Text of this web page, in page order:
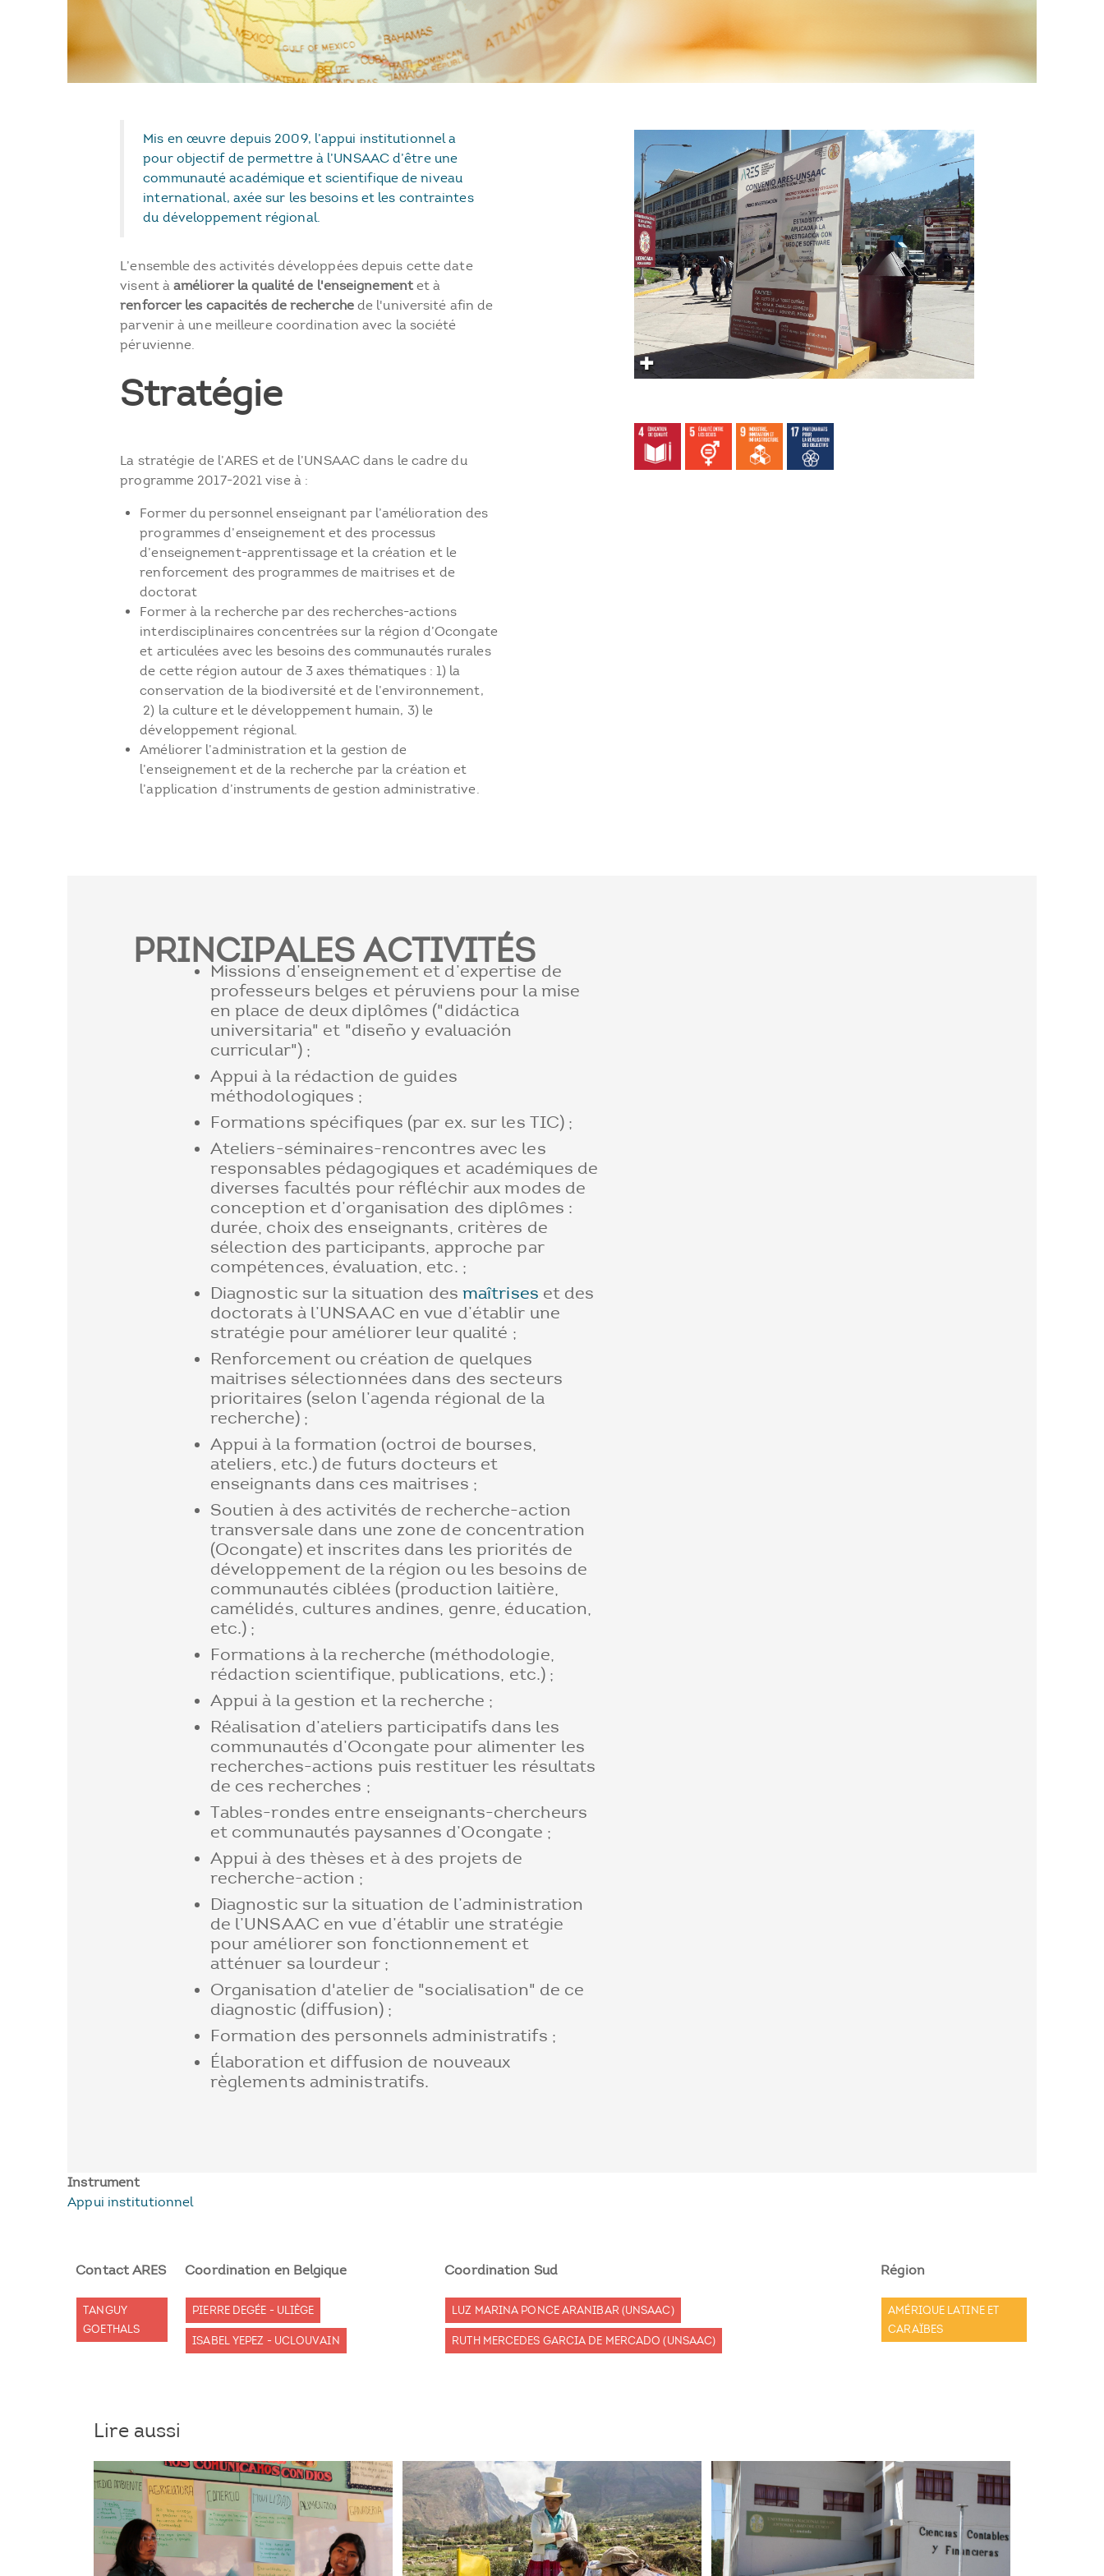
Mis en œuvre depuis 2009, l’appui institutionnel a
pour objectif de permettre à l’UNSAAC d’être une
communauté académique et scientifique de niveau
international, axée sur les besoins et les contraintes
du développement régional.
L’ensemble des activités développées depuis cette date
visent àaméliorer la qualité de l'enseignementet à
renforcer les capacités de recherchede l'université afin de
parvenir à une meilleure coordination avec la société
péruvienne.
Stratégie
La stratégie de l’ARES et de l’UNSAAC dans le cadre du
programme 2017-2021 vise à :
Former du personnel enseignant par l’amélioration des
programmes d’enseignement et des processus
d’enseignement-apprentissage et la création et le
renforcement des programmes de maitrises et de
doctorat
Former à la recherche par des recherches-actions
interdisciplinaires concentrées sur la région d’Ocongate
et articulées avec les besoins des communautés rurales
de cette région autour de 3 axes thématiques : 1) la
conservation de la biodiversité et de l’environnement,
2) la culture et le développement humain, 3) le
développement régional.
Améliorer l’administration et la gestion de
l’enseignement et de la recherche par la création et
l’application d’instruments de gestion administrative.
PRINCIPALES ACTIVITÉS
Missions d’enseignement et d’expertise de
professeurs belges et péruviens pour la mise
en place de deux diplômes ("didáctica
universitaria" et "diseño y evaluación
curricular") ;
Appui à la rédaction de guides
méthodologiques ;
Formations spécifiques (par ex. sur les TIC) ;
Ateliers-séminaires-rencontres avec les
responsables pédagogiques et académiques de
diverses facultés pour réfléchir aux modes de
conception et d’organisation des diplômes :
durée, choix des enseignants, critères de
sélection des participants, approche par
compétences, évaluation, etc. ;
Diagnostic sur la situation des maîtrises et des
doctorats à l’UNSAAC en vue d’établir une
stratégie pour améliorer leur qualité ;
Renforcement ou création de quelques
maitrises sélectionnées dans des secteurs
prioritaires (selon l’agenda régional de la
recherche) ;
Appui à la formation (octroi de bourses,
ateliers, etc.) de futurs docteurs et
enseignants dans ces maitrises ;
Soutien à des activités de recherche-action
transversale dans une zone de concentration
(Ocongate) et inscrites dans les priorités de
développement de la région ou les besoins de
communautés ciblées (production laitière,
camélidés, cultures andines, genre, éducation,
etc.) ;
Formations à la recherche (méthodologie,
rédaction scientifique, publications, etc.) ;
Appui à la gestion et la recherche ;
Réalisation d’ateliers participatifs dans les
communautés d’Ocongate pour alimenter les
recherches-actions puis restituer les résultats
de ces recherches ;
Tables-rondes entre enseignants-chercheurs
et communautés paysannes d’Ocongate ;
Appui à des thèses et à des projets de
recherche-action ;
Diagnostic sur la situation de l’administration
de l’UNSAAC en vue d’établir une stratégie
pour améliorer son fonctionnement et
atténuer sa lourdeur ;
Organisation d'atelier de "socialisation" de ce
diagnostic (diffusion) ;
Formation des personnels administratifs ;
Élaboration et diffusion de nouveaux
règlements administratifs.
Instrument
Appui institutionnel
Contact ARES Coordination en Belgique Coordination Sud Région
TANGUY
GOETHALS
PIERRE DEGÉE - ULIÈGE
ISABEL YEPEZ - UCLOUVAIN
LUZ MARINA PONCE ARANIBAR (UNSAAC)
RUTH MERCEDES GARCIA DE MERCADO (UNSAAC)
AMÉRIQUE LATINE ET
CARAÏBES
Lire aussi